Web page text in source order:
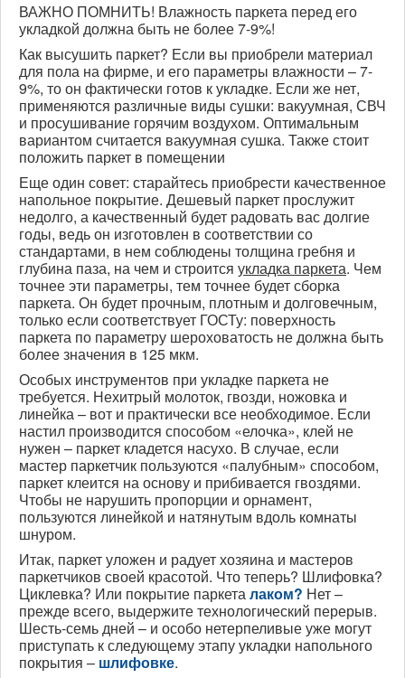
ВАЖНО ПОМНИТЬ! Влажность паркета перед его
укладкой должна быть не более 7-9%!
Как высушить паркет? Если вы приобрели материал
для пола на фирме, и его параметры влажности – 7-
9%, то он фактически готов к укладке. Если же нет,
применяются различные виды сушки: вакуумная, СВЧ
и просушивание горячим воздухом. Оптимальным
вариантом считается вакуумная сушка. Также стоит
положить паркет в помещении
Еще один совет: старайтесь приобрести качественное
напольное покрытие. Дешевый паркет прослужит
недолго, а качественный будет радовать вас долгие
годы, ведь он изготовлен в соответствии со
стандартами, в нем соблюдены толщина гребня и
глубина паза, на чем и строится укладка паркета. Чем
точнее эти параметры, тем точнее будет сборка
паркета. Он будет прочным, плотным и долговечным,
только если соответствует ГОСТу: поверхность
паркета по параметру шероховатость не должна быть
более значения в 125 мкм.
Особых инструментов при укладке паркета не
требуется. Нехитрый молоток, гвозди, ножовка и
линейка – вот и практически все необходимое. Если
настил производится способом «елочка», клей не
нужен – паркет кладется насухо. В случае, если
мастер паркетчик пользуются «палубным» способом,
паркет клеится на основу и прибивается гвоздями.
Чтобы не нарушить пропорции и орнамент,
пользуются линейкой и натянутым вдоль комнаты
шнуром.
Итак, паркет уложен и радует хозяина и мастеров
паркетчиков своей красотой. Что теперь? Шлифовка?
Циклевка? Или покрытие паркеталаком? Нет –
прежде всего, выдержите технологический перерыв.
Шесть-семь дней – и особо нетерпеливые уже могут
приступать к следующему этапу укладки напольного
покрытия – шлифовке.